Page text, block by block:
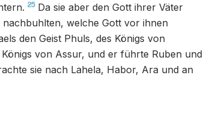
25 Da sie aber den Gott ihrer Väter
welche Gott vor ihnen
den Geist Phuls, des Königs von
von Assur, und er führte Ruben und
sie nach Lahela, Habor, Ara und an